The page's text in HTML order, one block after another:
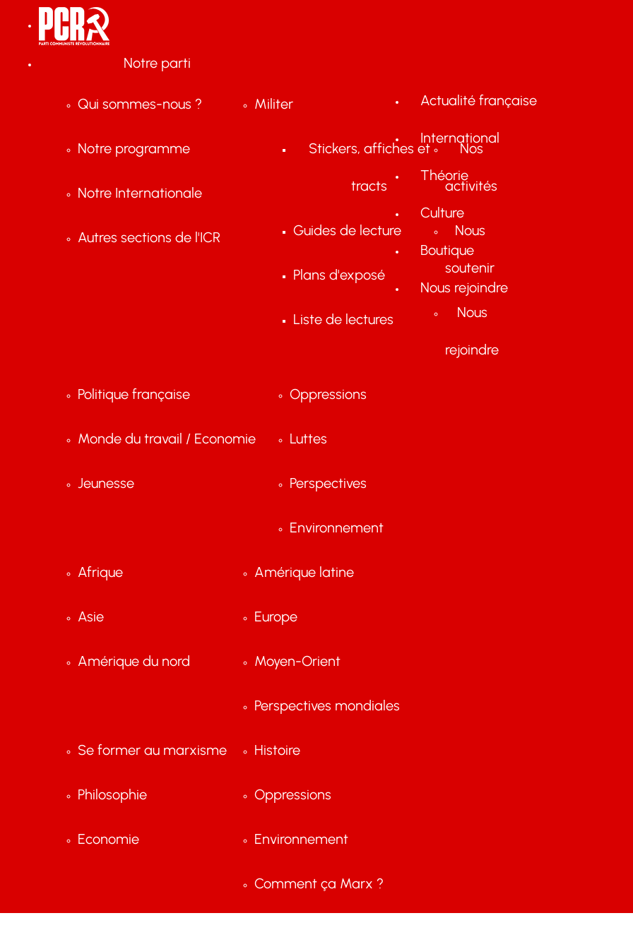
Notre parti
Qui sommes-nous ?
Notre programme
Notre Internationale
Autres sections de l'ICR
Militer
Stickers, affiches et
tracts
Guides de lecture
Plans d'exposé
Liste de lectures
Nos
activités
Nous
soutenir
Nous
rejoindre
Actualité française
Politique française
Monde du travail / Economie
Jeunesse
Oppressions
Luttes
Perspectives
Environnement
International
Afrique
Asie
Amérique du nord
Amérique latine
Europe
Moyen-Orient
Perspectives mondiales
Théorie
Se former au marxisme
Philosophie
Economie
Histoire
Oppressions
Environnement
Comment ça Marx ?
Culture
Boutique
Nous rejoindre